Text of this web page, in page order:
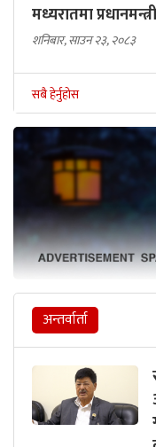
मध्यरातमा
शनिबार, साउन २३, २०८३
सबै हेर्नुहोस
अन्तर्वार्ता